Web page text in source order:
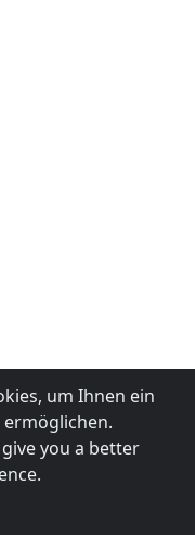
um Ihnen ein
you a better